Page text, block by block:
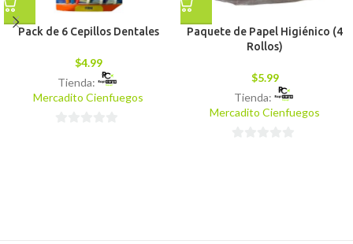
Pack de 6 Cepillos Dentales
$4.99
Tienda:
Mercadito Cienfuegos
Paquete de Papel Higiénico (4
Rollos)
$5.99
Tienda:
Mercadito Cienfuegos